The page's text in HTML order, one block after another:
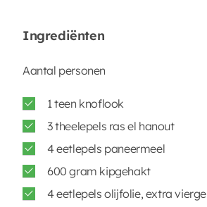
Ingrediënten
Aantal personen
1 teen knoflook
3 theelepels ras el hanout
4 eetlepels paneermeel
600 gram kipgehakt
4 eetlepels olijfolie, extra vierge